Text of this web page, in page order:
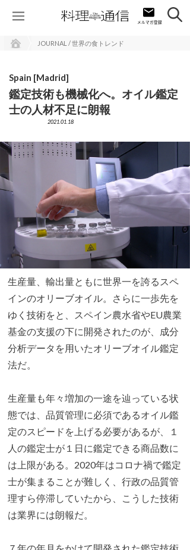
JOURNAL / 世界の食トレンド
Spain [Madrid]
鑑定技術も機械化へ。オイル鑑定
士の人材不足に朗報
2021.01.18
生産量、輸出量ともに世界一を誇るスペ
インのオリーブオイル。さらに一歩先を
ゆく技術をと、スペイン農水省やEU農業
基金の支援の下に開発されたのが、成分
分析データを用いたオリーブオイル鑑定
法だ。
生産量も年々増加の一途を辿っている状
態では、品質管理に必須であるオイル鑑
定のスピードを上げる必要があるが、１
人の鑑定士が１日に鑑定できる商品数に
は上限がある。2020年はコロナ禍で鑑定
士が集まることが難しく、行政の品質管
理すら停滞していたから、こうした技術
は業界には朗報だ。